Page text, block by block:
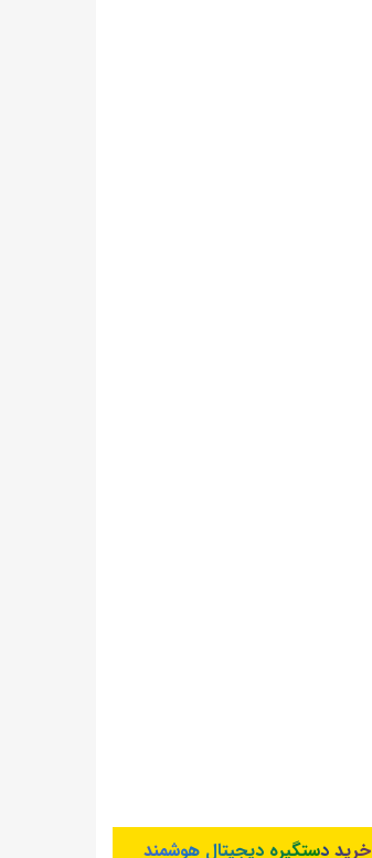
خرید دستگیره دیجیتال هوشمند